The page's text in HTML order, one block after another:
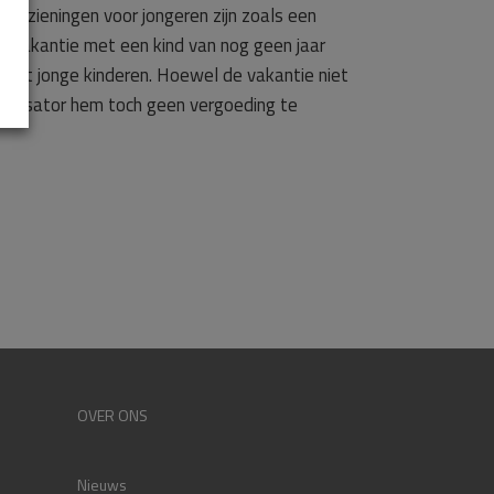
voor jongeren zijn zoals een
met een kind van nog geen jaar
jonge kinderen. Hoewel de vakantie niet
hem toch geen vergoeding te
OVER ONS
Nieuws